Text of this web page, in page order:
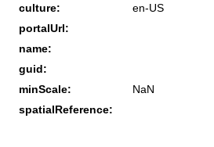
culture:
en-US
portalUrl:
name:
guid:
minScale:
NaN
spatialReference: